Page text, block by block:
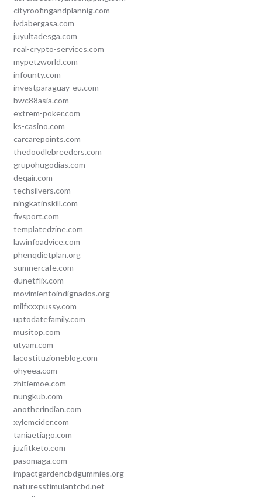
cityroofingandplannig.com
ivdabergasa.com
juyultadesga.com
real-crypto-services.com
mypetzworld.com
infounty.com
investparaguay-eu.com
bwc88asia.com
extrem-poker.com
ks-casino.com
carcarepoints.com
thedoodlebreeders.com
grupohugodias.com
deqair.com
techsilvers.com
ningkatinskill.com
fivsport.com
templatedzine.com
lawinfoadvice.com
phenqdietplan.org
sumnercafe.com
dunetflix.com
movimientoindignados.org
milfxxxpussy.com
uptodatefamily.com
musitop.com
utyam.com
lacostituzioneblog.com
ohyeea.com
zhitiemoe.com
nungkub.com
anotherindian.com
xylemcider.com
taniaetiago.com
juzfitketo.com
pasomaga.com
impactgardencbdgummies.org
naturesstimulantcbd.net